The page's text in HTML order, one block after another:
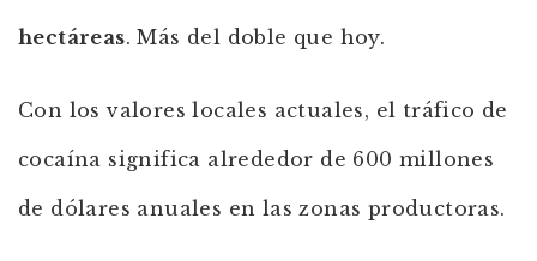
hectáreas. Más del doble que hoy.
Con los valores locales actuales, el tráfico de
cocaína significa alrededor de 600 millones
de dólares anuales en las zonas productoras.